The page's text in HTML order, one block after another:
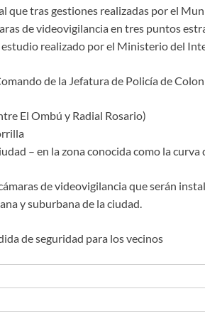
que tras gestiones realizadas por el
de videovigilancia en tres puntos
realizado por el Ministerio del
de la Jefatura de Policía de
El Ombú y Radial Rosario)
– en la zona conocida como la curva
de videovigilancia que serán
y suburbana de la ciudad.
de seguridad para los vecinos